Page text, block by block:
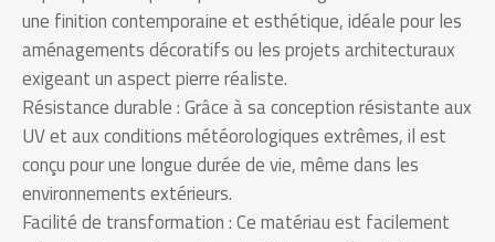
une finition contemporaine et esthétique, idéale pour les
aménagements décoratifs ou les projets architecturaux
exigeant un aspect pierre réaliste.
Résistance durable : Grâce à sa conception résistante aux
UV et aux conditions météorologiques extrêmes, il est
conçu pour une longue durée de vie, même dans les
environnements extérieurs.
Facilité de transformation : Ce matériau est facilement